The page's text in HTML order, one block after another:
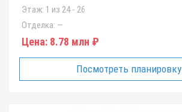
Этаж: 1 из 24 - 26
Отделка: —
Цена: 8.78 млн ₽
Посмотреть планировку